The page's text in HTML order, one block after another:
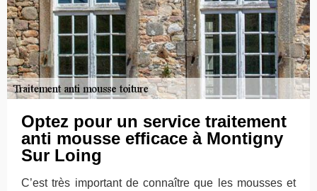
Optez pour un service traitement
anti mousse efficace à Montigny
Sur Loing
C’est très important de connaître que les mousses et